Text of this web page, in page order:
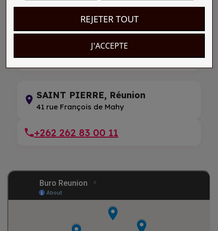
SAINT PIERRE, Réunion
145 rue Marius et Ary Leblond
+262 262 33 55 41
SAINT PIERRE, Réunion
41 rue François de Mahy
+262 262 83 00 11
REJETER TOUT
J'ACCEPTE